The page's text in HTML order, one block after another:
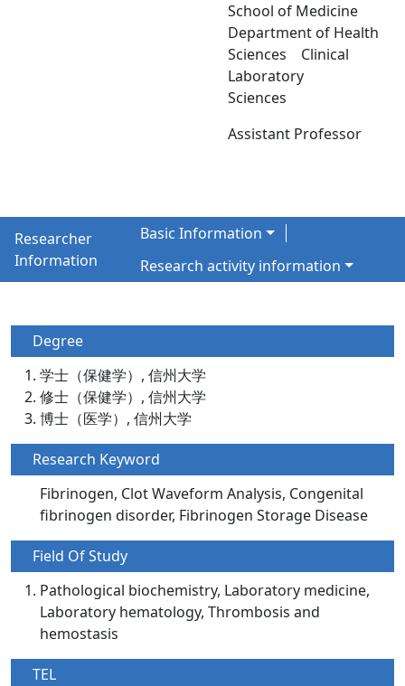
School of Medicine
Department of Health
Sciences Clinical
Laboratory
Sciences
Assistant Professor
Researcher
Information
Basic Information
Research activity information
Degree
学士（保健学）, 信州大学
修士（保健学）, 信州大学
博士（医学）, 信州大学
Research Keyword
Fibrinogen, Clot Waveform Analysis, Congenital
fibrinogen disorder, Fibrinogen Storage Disease
Field Of Study
Pathological biochemistry, Laboratory medicine,
Laboratory hematology, Thrombosis and
hemostasis
TEL